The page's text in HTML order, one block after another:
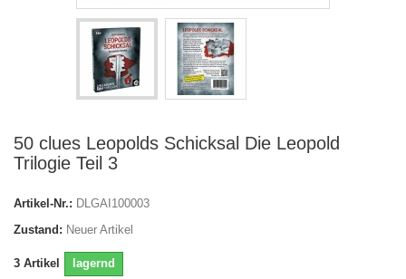
50 clues Leopolds Schicksal Die Leopold
Trilogie Teil 3
Artikel-Nr.: DLGAI100003
Zustand: Neuer Artikel
3 Artikel lagernd